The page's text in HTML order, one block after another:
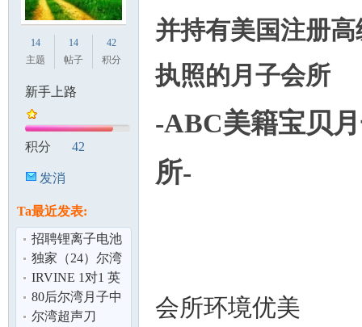
14
主题
14
帖子
42
积分
新手上路
积分 42
发消
Ta最近发表:
招聘锂离子电池
电芯制造技工/工
程师
独家（24）尔湾
顶尖学区好屋超
值出售！Nort
IRVINE 1对1 英
语/数学 辅导/家
教
80后尔湾月子中
心,三个月全包1:1
尔湾超声刀
并持有美国注册
执照的月子会所
-ABC美籍宝贝
所-
会所环境优美